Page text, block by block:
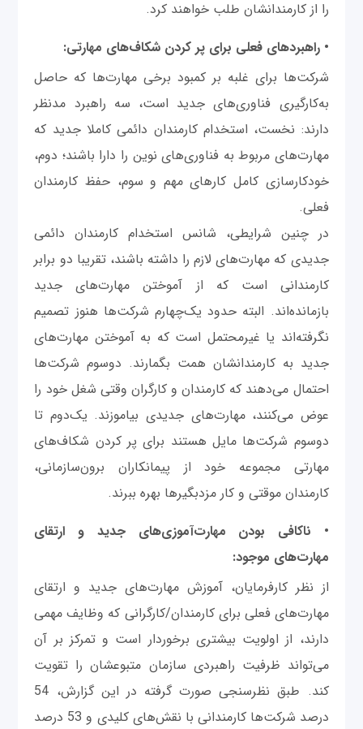
را از کارمندانشان طلب خواهند کرد.
• راهبردهای فعلی برای پر کردن شکاف‌های مهارتی:
شرکت‌ها برای غلبه بر کمبود برخی مهارت‌ها که حاصل
به‌کارگیری فناوری‌های جدید است، سه راهبرد مدنظر
دارند: نخست، استخدام کارمندان دائمی کاملا جدید که
مهارت‌های مربوط به فناوری‌های نوین را دارا باشند؛ دوم،
خودکارسازی کامل کارهای مهم و سوم، حفظ کارمندان
فعلی.
در چنین شرایطی، شانس استخدام کارمندان دائمی
جدیدی که مهارت‌های لازم را داشته باشند، تقریبا دو برابر
کارمندانی است که از آموختن مهارت‌های جدید
بازمانده‌اند. البته حدود یک‌چهارم شرکت‌ها هنوز تصمیم
نگرفته‌اند یا غیرمحتمل است که به آموختن مهارت‌های
جدید به کارمندانشان همت بگمارند. دوسوم شرکت‌ها
احتمال می‌دهند که کارمندان و کارگران وقتی شغل خود را
عوض می‌کنند، مهارت‌های جدیدی بیاموزند. یک‌دوم تا
دوسوم شرکت‌ها مایل هستند برای پر کردن شکاف‌های
مهارتی مجموعه خود از پیمانکاران برون‌سازمانی،
کارمندان موقتی و کار مزدبگیرها بهره ببرند.
• ناکافی بودن مهارت‌آموزی‌های جدید و ارتقای
مهارت‌های موجود:
از نظر کارفرمایان، آموزش مهارت‌های جدید و ارتقای
مهارت‌های فعلی برای کارمندان/کارگرانی که وظایف مهمی
دارند، از اولویت بیشتری برخوردار است و تمرکز بر آن
می‌تواند ظرفیت راهبردی سازمان متبوعشان را تقویت
کند. طبق نظرسنجی‌ صورت گرفته در این گزارش، 54
درصد شرکت‌ها کارمندانی با نقش‌های کلیدی و 53 درصد